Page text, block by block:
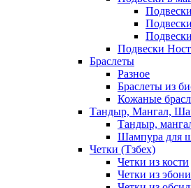
Подвески
Браслеты
Разное
Браслеты из
Кожаные
Тандыр, Мангал,
Тандыр,
Шампура для
Четки (Тзбех)
Четки из кости
Четки из